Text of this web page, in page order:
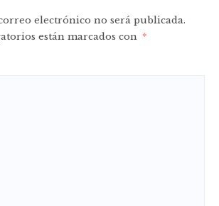
electrónico no será publicada.
están marcados con *